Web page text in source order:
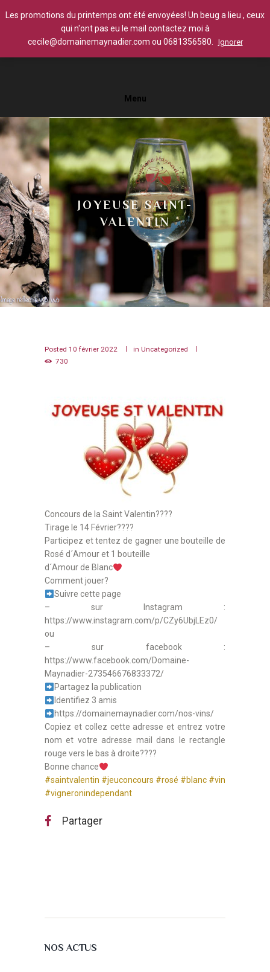
Menu
JOYEUSE SAINT-
VALENTIN
Posted 10 février 2022 in Uncategorized
730
Concours de la Saint Valentin????
Tirage le 14 Février????
Participez et tentez de gagner une bouteille de
Rosé d´Amour et 1 bouteille
d´Amour de Blanc
Comment jouer?
Suivre cette page
– sur Instagram :
https://www.instagram.com/p/CZy6UbjLEz0/
ou
– sur facebook :
https://www.facebook.com/Domaine-
Maynadier-273546676833372/
Partagez la publication
Identifiez 3 amis
https://domainemaynadier.com/nos-vins/
Copiez et collez cette adresse et entrez votre
nom et votre adresse mail dans le rectangle
rouge vers le bas à droite????
Bonne chance
#saintvalentin #jeuconcours #rosé #blanc #vin
#vigneronindependant
Partager
NOS ACTUS
Les promotions du printemps ont été envoyées! Un beug a lieu , ceux
qui n'ont pas eu le mail contactez moi à
cecile@domainemaynadier.com ou 0681356580.
Ignorer